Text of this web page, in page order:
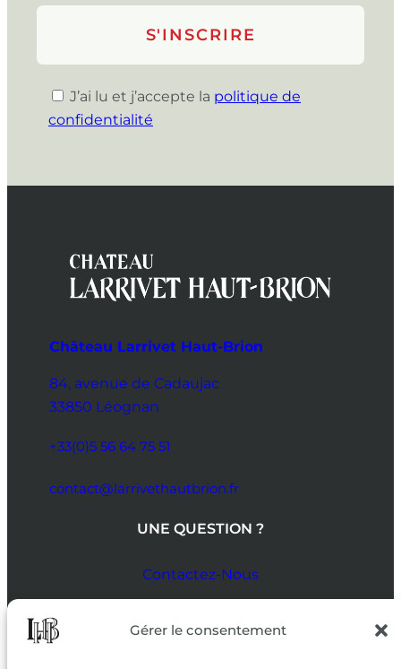
Gérer le consentement
J’ai lu et j’accepte la politique de
confidentialité
Château Larrivet Haut-Brion
84, avenue de Cadaujac
33850 Léognan
+33(0)5 56 64 75 51
contact@larrivethautbrion.fr
UNE QUESTION ?
Contactez-Nous
SUIVEZ-NOUS
SUR LES RÉSEAUX